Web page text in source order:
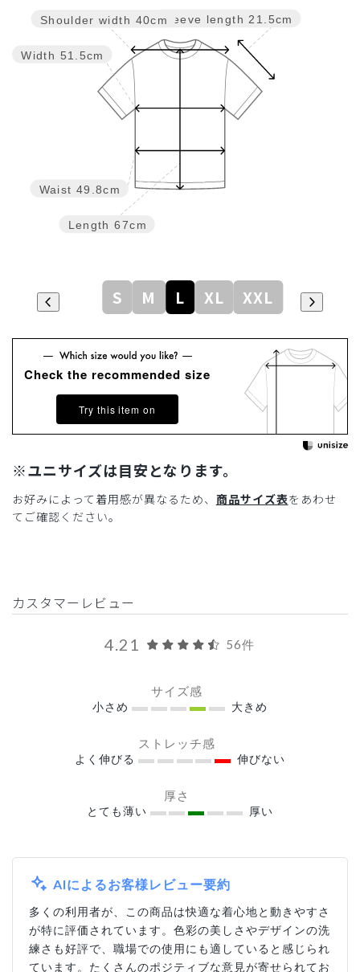
Sleeve length 21.5cm
Length 67cm
Waist 49.8cm
Width 51.5cm
Shoulder width 40cm
S M L XL XXL
Check the recommended size
Try this item on
※ユニサイズは目安となります。
お好みによって着用感が異なるため、 商品サイズ表をあわせ
てご確認ください。
カスタマーレビュー
4.21 56件
サイズ感
小さめ 大きめ
ストレッチ感
よく伸びる 伸びない
厚さ
とても薄い 厚い
AIによるお客様レビュー要約
多くの利用者が、この商品は快適な着心地と動きやすさ
が特に評価されています。色彩の美しさやデザインの洗
練さも好評で、職場での使用にも適していると感じられ
ています。たくさんのポジティブな意見が寄せられてお